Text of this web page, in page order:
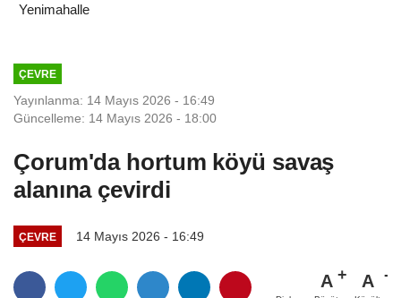
Yenimahalle
ÇEVRE
Yayınlanma: 14 Mayıs 2026 - 16:49
Güncelleme: 14 Mayıs 2026 - 18:00
Çorum'da hortum köyü savaş
alanına çevirdi
ÇEVRE 14 Mayıs 2026 - 16:49
A A